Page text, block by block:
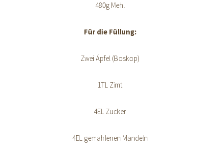
480g Mehl
Für die Füllung:
Zwei Äpfel (Boskop)
1TL Zimt
4EL Zucker
4EL gemahlenen Mandeln